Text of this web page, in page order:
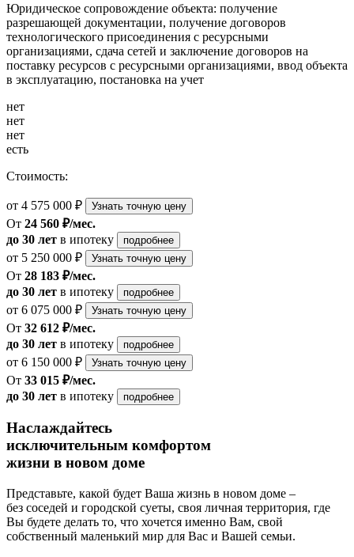
Юридическое сопровождение объекта: получение
разрешающей документации, получение договоров
технологического присоединения с ресурсными
организациями, сдача сетей и заключение договоров на
поставку ресурсов с ресурсными организациями, ввод объекта
в эксплуатацию, постановка на учет
нет
нет
нет
есть
Стоимость:
от 4 575 000 ₽ Узнать точную цену
От 24 560 ₽/мес.
до 30 лет в ипотеку подробнее
от 5 250 000 ₽ Узнать точную цену
От 28 183 ₽/мес.
до 30 лет в ипотеку подробнее
от 6 075 000 ₽ Узнать точную цену
От 32 612 ₽/мес.
до 30 лет в ипотеку подробнее
от 6 150 000 ₽ Узнать точную цену
От 33 015 ₽/мес.
до 30 лет в ипотеку подробнее
Наслаждайтесь
исключительным комфортом
жизни в новом доме
Представьте, какой будет Ваша жизнь в новом доме –
без соседей и городской суеты, своя личная территория, где
Вы будете делать то, что хочется именно Вам, свой
собственный маленький мир для Вас и Вашей семьи.